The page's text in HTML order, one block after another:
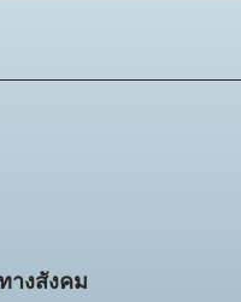
างสังคม